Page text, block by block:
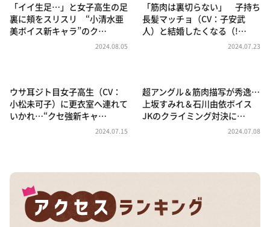
「イイ生足…」と女子高生の足
裏に頬をスリスリ “小清水亜
美ボイス新キャラ”のク…
2024.08.05
「筋肉は裏切らない」 子持ち
長髪マッチョ（CV：子安武
人）と結婚したくなる（!…
2024.07.23
ウサ耳ジト目女子高生（CV：
小松未可子）に更衣室へ連れて
いかれ…“クセ強新キャ…
2024.07.15
超アングル＆筋肉描写が秀逸…
上坂すみれ＆石川由依ボイス
JKのクライミング対決に…
2024.07.08